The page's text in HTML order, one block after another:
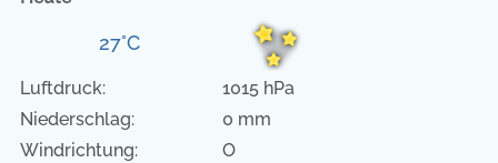
27°C
Luftdruck:
1015 hPa
Niederschlag:
0 mm
Windrichtung:
O